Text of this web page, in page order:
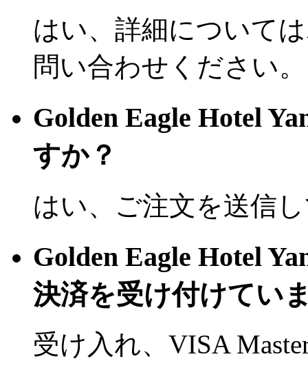
はい、詳細について
問い合わせください。
Golden Eagle Hotel
すか？
はい、ご注文を送信
Golden Eagle Hotel
決済を受け付けてい
受け入れ、VISA